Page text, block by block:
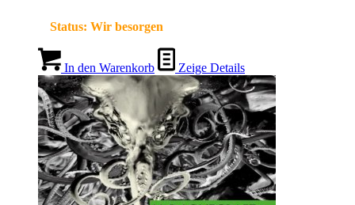
Status: Wir besorgen
In den Warenkorb Zeige Details